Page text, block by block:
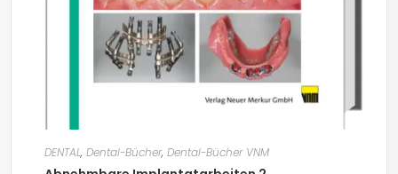
DENTAL, Dental-Bücher, Dental-Bücher VNM